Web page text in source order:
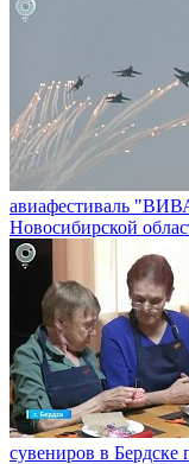
авиафестиваль
Новосибирской
сувениров в Бердске